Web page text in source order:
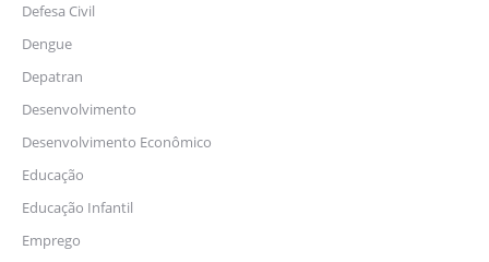
Defesa Civil
Dengue
Depatran
Desenvolvimento
Desenvolvimento Econômico
Educação
Educação Infantil
Emprego